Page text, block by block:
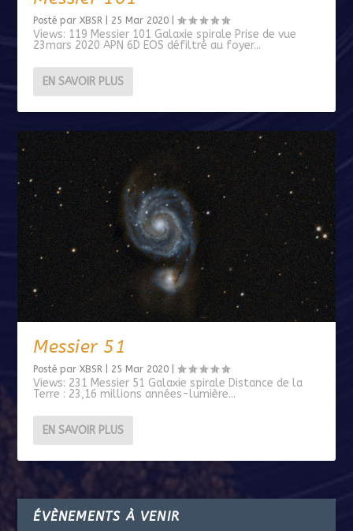
Posté parXBSR 25 Mar 2020 |
Views: 119 Messier 101 Galaxie spirale Prise de vue
23mars 2020 APN 6D EOS défiltré au foyer...
EN SAVOIR PLUS
Messier 51
Posté parXBSR 25 Mar 2020 |
Views: 231 Messier 51 Galaxie spirale Distance de la
Terre : 23,16 millions années-lumière...
EN SAVOIR PLUS
ÉVÈNEMENTS À VENIR